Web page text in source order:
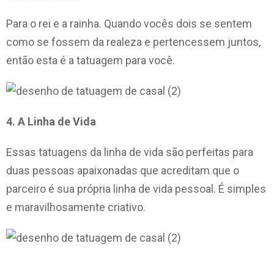
Para o rei e a rainha. Quando vocês dois se sentem
como se fossem da realeza e pertencessem juntos,
então esta é a tatuagem para você.
4. A Linha de Vida
Essas tatuagens da linha de vida são perfeitas para
duas pessoas apaixonadas que acreditam que o
parceiro é sua própria linha de vida pessoal. É simples
e maravilhosamente criativo.